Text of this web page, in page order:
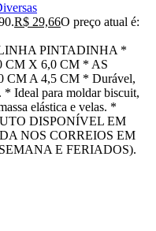
R$ 29,66O preço atual é:
PINTADINHA *
X 6,0 CM * AS
CM A 4,5 CM * Durável,
* Ideal para moldar biscuit,
elástica e velas. *
DISPONÍVEL EM
NOS CORREIOS EM
E FERIADOS).